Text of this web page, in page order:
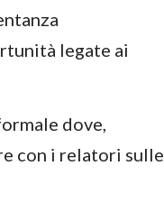
legate ai
dove,
con i relatori sulle